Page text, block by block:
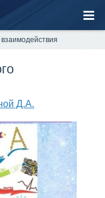
Д.А.